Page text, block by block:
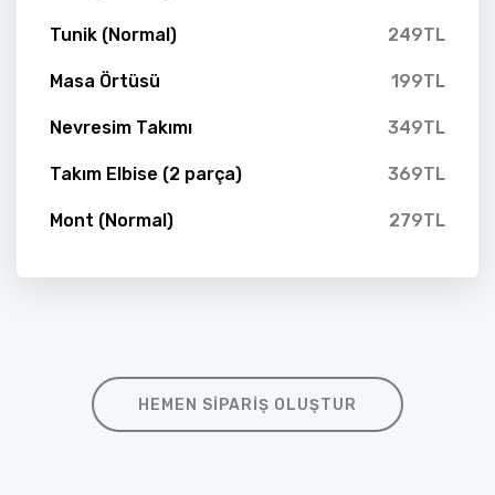
Tunik (Normal) 249TL
Masa Örtüsü 199TL
Nevresim Takımı 349TL
Takım Elbise (2 parça) 369TL
Mont (Normal) 279TL
HEMEN SIPARIŞ OLUŞTUR